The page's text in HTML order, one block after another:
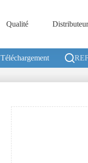
Qualité
Téléchargement